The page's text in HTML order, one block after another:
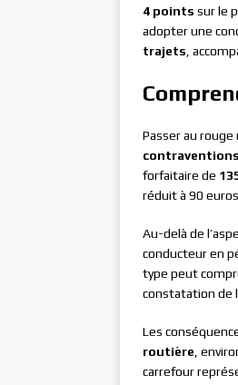
4 points sur le
adopter une
trajets ,
Passer au
forfaitaire de
réduit à 90
Au-delà de
conducteur en
type peut
constatation de
Les
routière ,
carrefour